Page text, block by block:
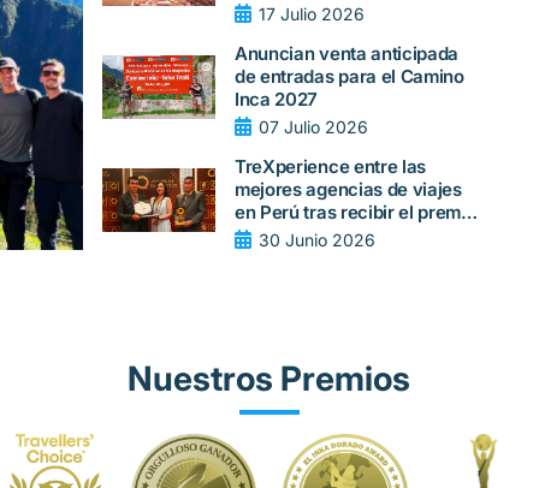
Sudamérica en 2026
17 Julio 2026
Anuncian venta anticipada
de entradas para el Camino
Inca 2027
07 Julio 2026
TreXperience entre las
mejores agencias de viajes
en Perú tras recibir el premio
Quality Peru 2026 por parte
30 Junio 2026
Nuestros Premios